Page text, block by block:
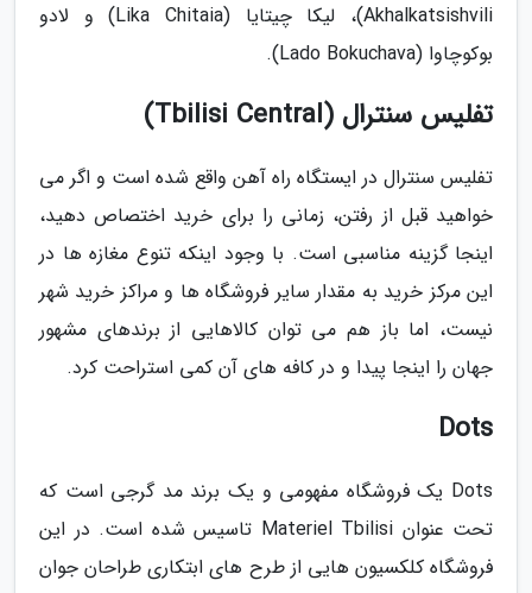
Akhalkatsishvili)، لیکا چیتایا (Lika Chitaia) و لادو
بوکوچاوا (Lado Bokuchava).
تفلیس سنترال (Tbilisi Central)
تفلیس سنترال در ایستگاه راه آهن واقع شده است و اگر می
خواهید قبل از رفتن، زمانی را برای خرید اختصاص دهید،
اینجا گزینه مناسبی است. با وجود اینکه تنوع مغازه ها در
این مرکز خرید به مقدار سایر فروشگاه ها و مراکز خرید شهر
نیست، اما باز هم می توان کالاهایی از برندهای مشهور
جهان را اینجا پیدا و در کافه های آن کمی استراحت کرد.
Dots
Dots یک فروشگاه مفهومی و یک برند مد گرجی است که
تحت عنوان Materiel Tbilisi تاسیس شده است. در این
فروشگاه کلکسیون هایی از طرح های ابتکاری طراحان جوان